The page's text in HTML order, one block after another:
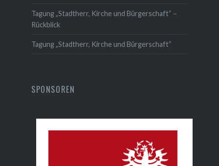
Tagung „Stadtherr, Kirche und Bürgerschaft“ –
Rückblick
Tagung „Stadtherr, Kirche und Bürgerschaft“
SPONSOREN